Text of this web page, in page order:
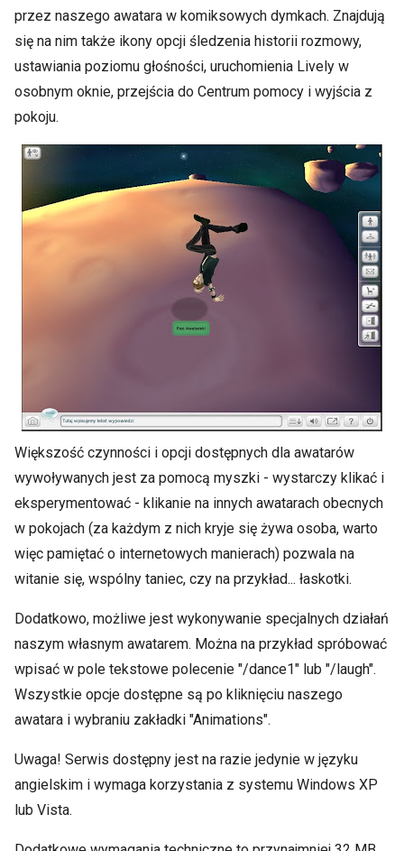
przez naszego awatara w komiksowych dymkach. Znajdują
się na nim także ikony opcji śledzenia historii rozmowy,
ustawiania poziomu głośności, uruchomienia Lively w
osobnym oknie, przejścia do Centrum pomocy i wyjścia z
pokoju.
Większość czynności i opcji dostępnych dla awatarów
wywoływanych jest za pomocą myszki - wystarczy klikać i
eksperymentować - klikanie na innych awatarach obecnych
w pokojach (za każdym z nich kryje się żywa osoba, warto
więc pamiętać o internetowych manierach) pozwala na
witanie się, wspólny taniec, czy na przykład... łaskotki.
Dodatkowo, możliwe jest wykonywanie specjalnych działań
naszym własnym awatarem. Można na przykład spróbować
wpisać w pole tekstowe polecenie "/dance1" lub "/laugh".
Wszystkie opcje dostępne są po kliknięciu naszego
awatara i wybraniu zakładki "Animations".
Uwaga! Serwis dostępny jest na razie jedynie w języku
angielskim i wymaga korzystania z systemu Windows XP
lub Vista.